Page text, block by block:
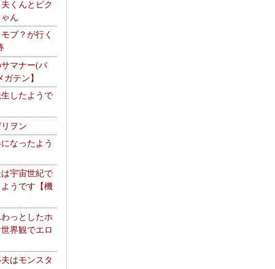
くんとピク
ん
ブ？が行く
マナー(パ
テン】
したようで
ヲン
なったよう
宇宙世紀で
うです【機
っとしたホ
界観でエロ
はモンスタ